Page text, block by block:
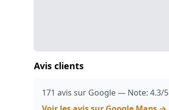
Avis clients
171 avis sur Google — Note: 4.3/5